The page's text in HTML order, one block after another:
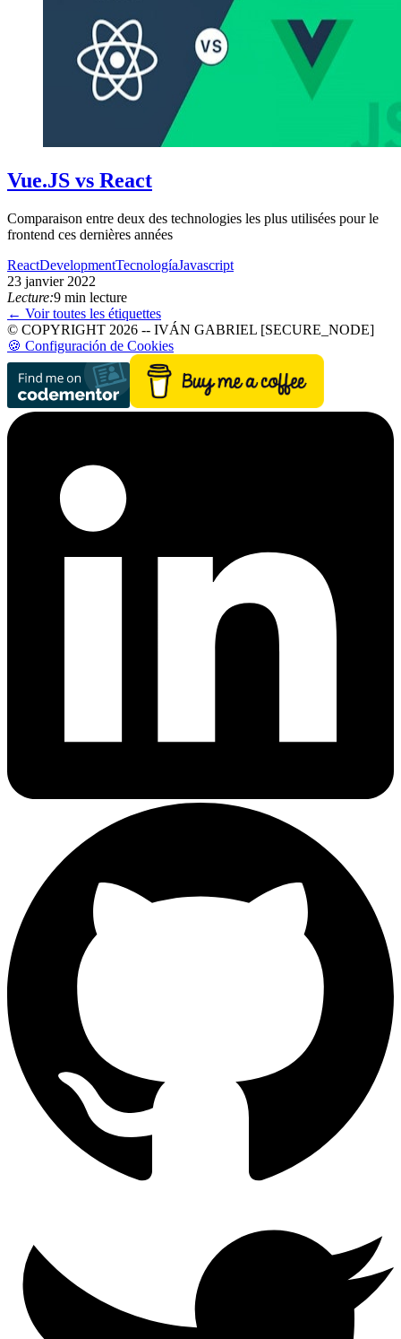
Vue.JS vs React
Comparaison entre deux des technologies les plus utilisées pour le
frontend ces dernières années
ReactDevelopmentTecnologíaJavascript
23 janvier 2022
Lecture:9 min lecture
← Voir toutes les étiquettes
© COPYRIGHT 2026 -- IVÁN GABRIEL [SECURE_NODE]
🍪 Configuración de Cookies